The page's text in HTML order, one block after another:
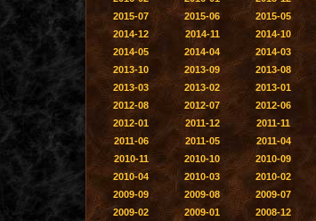
2015-07
2015-06 2015-05
2014-12
2014-11 2014-10
2014-05
2014-04 2014-03
2013-10
2013-09 2013-08
2013-03
2013-02 2013-01
2012-08
2012-07 2012-06
2012-01
2011-12 2011-11
2011-06
2011-05 2011-04
2010-11
2010-10 2010-09
2010-04
2010-03 2010-02
2009-09
2009-08 2009-07
2009-02
2009-01 2008-12